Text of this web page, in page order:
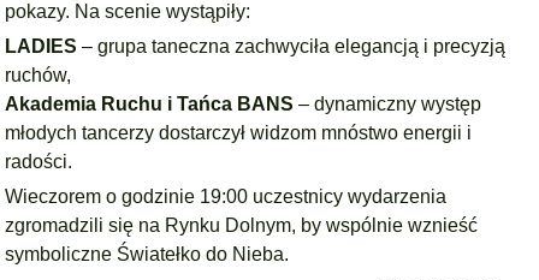
pokazy. Na scenie wystąpiły:
LADIES – grupa taneczna zachwyciła elegancją i precyzją
ruchów,
Akademia Ruchu i Tańca BANS – dynamiczny występ
młodych tancerzy dostarczył widzom mnóstwo energii i
radości.
Wieczorem o godzinie 19:00 uczestnicy wydarzenia
zgromadzili się na Rynku Dolnym, by wspólnie wznieść
symboliczne Światełko do Nieba.